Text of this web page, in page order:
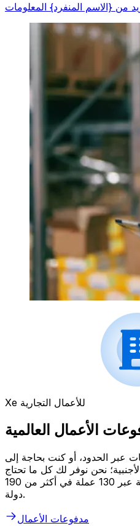
من {الاسم المنفرد} المعلومات
Xe للأعمال التجارية
الأعمال العالمية
عبر الحدود، أو كنت بحاجة إلى
نحن نوفر لك كل ما تحتاج
إليه. قم بجدولة التحويلات الدولية عبر 130 عملة في أكثر من 190
دولة.
مدفوعات الأعمال